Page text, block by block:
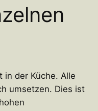
in der Küche. Alle
umsetzen. Dies ist